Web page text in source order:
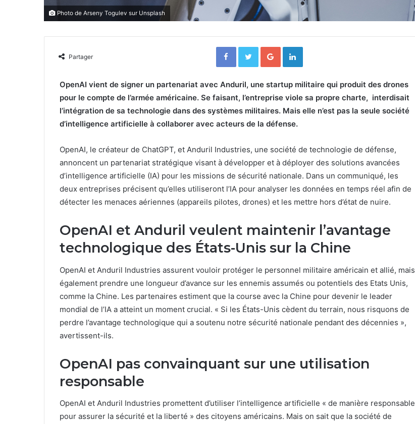
Photo de Arseny Togulev sur Unsplash
Partager
FacebookTwitterGoogle+Linkedin
OpenAI vient de signer un partenariat avec Anduril, une startup militaire qui produit des drones
pour le compte de l’armée américaine. Se faisant, l’entreprise viole sa propre charte, interdisait
l’intégration de sa technologie dans des systèmes militaires. Mais elle n’est pas la seule société
d’intelligence artificielle à collaborer avec acteurs de la défense.
OpenAI, le créateur de ChatGPT, et Anduril Industries, une société de technologie de défense,
annoncent un partenariat stratégique visant à développer et à déployer des solutions avancées
d’intelligence artificielle (IA) pour les missions de sécurité nationale. Dans un communiqué, les
deux entreprises précisent qu’elles utiliseront l’IA pour analyser les données en temps réel afin de
détecter les menaces aériennes (appareils pilotes, drones) et les mettre hors d’état de nuire.
OpenAI et Anduril veulent maintenir l’avantage
technologique des États-Unis sur la Chine
OpenAI et Anduril Industries assurent vouloir protéger le personnel militaire américain et allié, mais
également prendre une longueur d’avance sur les ennemis assumés ou potentiels des Etats Unis,
comme la Chine. Les partenaires estiment que la course avec la Chine pour devenir le leader
mondial de l’IA a atteint un moment crucial. « Si les États-Unis cèdent du terrain, nous risquons de
perdre l’avantage technologique qui a soutenu notre sécurité nationale pendant des décennies »,
avertissent-ils.
OpenAI pas convainquant sur une utilisation
responsable
OpenAI et Anduril Industries promettent d’utiliser l’intelligence artificielle « de manière responsable
pour assurer la sécurité et la liberté » des citoyens américains. Mais on sait que la société de